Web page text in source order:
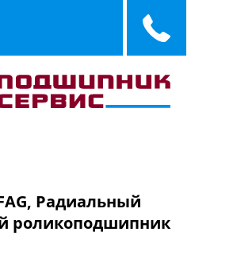
Радиальный
роликоподшипник